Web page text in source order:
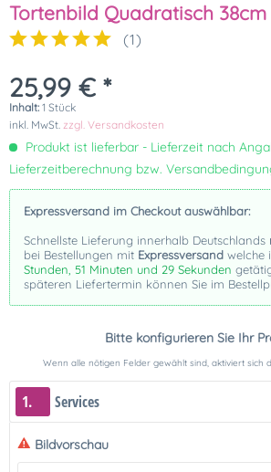
Tortenbild Quadratisch 38cm
(1)
25,99 € *
Inhalt: 1 Stück
inkl. MwSt. zzgl. Versandkosten
Produkt ist lieferbar - Lieferzeit nach
Lieferzeitberechnung bzw.
Expressversand im Checkout auswählbar:
Schnellste Lieferung innerhalb Deutschlands
bei Bestellungen mit Expressversand welche
Stunden, 51 Minuten und 28 Sekunden
späteren Liefertermin können Sie im
Bitte konfigurieren Sie Ihr
Wenn alle nötigen Felder gewählt sind, aktiviert sich
1. Services
Bildvorschau